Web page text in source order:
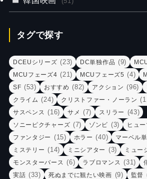
タグで探す
DCEUシリーズ (23) DC単独作品 (9)
MCUフェーズ4 (21) MCUフェーズ5 (4)
SF (53) おすすめ (82) アクション (96)
クライム (24) クリストファー・ノーラン
サスペンス (16) サメ (7) スリラー (43)
ソニーピクチャーズ (7) ゾンビ (3) ヒュ
ファンタジー (15) ホラー (40) マーベル
ミステリー (14) ミニシアター (3) ミュー
モンスターバース (6) ラブロマンス (31)
実話 (33) 死ぬまでに観たい映画 (9) 監督